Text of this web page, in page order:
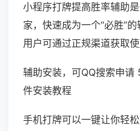
小程序打牌提高胜率辅助
家，快速成为一个“必胜”
用户可通过正规渠道获取使
辅助安装，可QQ搜索申
件安装教程
手机打牌可以一键让你轻